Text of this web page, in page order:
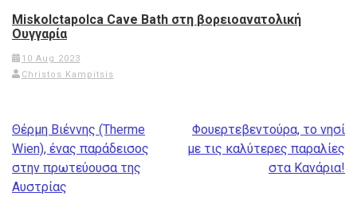
Miskolctapolca Cave Bath στη βορειοανατολική
Ουγγαρία
10 Aug 2023
Christos Kampitsis
Post
navigation
Θέρμη Βιέννης (Therme
Wien), ένας παράδεισος
στην πρωτεύουσα της
Αυστρίας
Φουερτεβεντούρα, το νησί
με τις καλύτερες παραλίες
στα Κανάρια!